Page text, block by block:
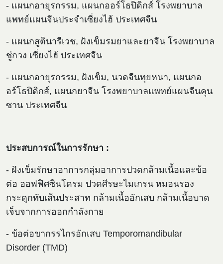
- แผนกอายุรกรรม, แผนกออร์โธปิดิกส์ โรงพยาบาล
แพทย์แผนจีนประจำเซี่ยงไฮ้ ประเทศจีน
- แผนกสูตินารีเวช, ฝังเข็มรมยาและยาจีน โรงพยาบาล
ชู่กวง เซี่ยงไฮ้ ประเทศจีน
- แผนกอายุรกรรม, ฝังเข็ม, นวดจีนทุยหนา, แผนกอ
อร์โธปิดิกส์, แผนกยาจีน โรงพยาบาลแพทย์แผนจีนคุน
ซาน ประเทศจีน
ประสบการณ์ในการรักษา :
- ฝังเข็มรักษาอาการกลุ่มอาการปวดกล้ามเนื้อและข้อ
ต่อ ออฟฟิศซินโดรม ปวดศีรษะไมเกรน หมอนรอง
กระดูกทับเส้นประสาท กล้ามเนื้ออักเสบ กล้ามเนื้อบาด
เจ็บจากการออกกำลังกาย
- ข้อต่อขากรรไกรอักเสบ Temporomandibular
Disorder (TMD)